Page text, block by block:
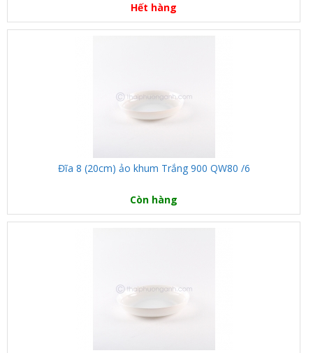
Hết hàng
Đĩa 8 (20cm) ảo khum Trắng 900 QW80 /6
Còn hàng